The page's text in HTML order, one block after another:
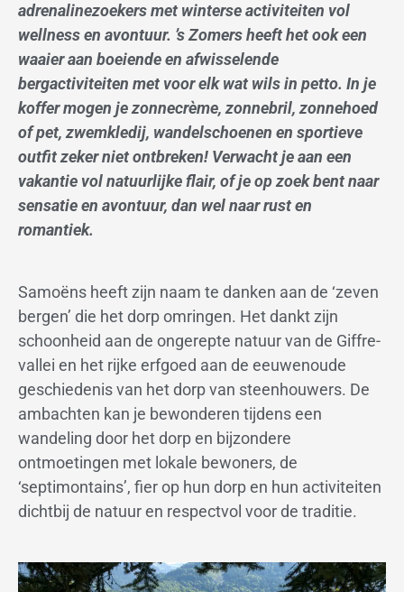
adrenalinezoekers met winterse activiteiten vol
wellness en avontuur. ’s Zomers heeft het ook een
waaier aan boeiende en afwisselende
bergactiviteiten met voor elk wat wils in petto. In je
koffer mogen je zonnecrème, zonnebril, zonnehoed
of pet, zwemkledij, wandelschoenen en sportieve
outfit zeker niet ontbreken! Verwacht je aan een
vakantie vol natuurlijke flair, of je op zoek bent naar
sensatie en avontuur, dan wel naar rust en
romantiek.
Samoëns heeft zijn naam te danken aan de ‘zeven
bergen’ die het dorp omringen. Het dankt zijn
schoonheid aan de ongerepte natuur van de Giffre-
vallei en het rijke erfgoed aan de eeuwenoude
geschiedenis van het dorp van steenhouwers. De
ambachten kan je bewonderen tijdens een
wandeling door het dorp en bijzondere
ontmoetingen met lokale bewoners, de
‘septimontains’, fier op hun dorp en hun activiteiten
dichtbij de natuur en respectvol voor de traditie.